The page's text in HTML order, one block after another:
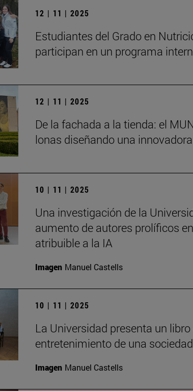
12 | 11 | 2025
Estudiantes del Grado en
participan en un programa
12 | 11 | 2025
De la fachada a la tienda: el
lonas diseñando una
10 | 11 | 2025
Una investigación de la
aumento de autores prolíficos
atribuible a la IA
Imagen Manuel Castells
10 | 11 | 2025
La Universidad presenta un
entretenimiento de una
Imagen Manuel Castells